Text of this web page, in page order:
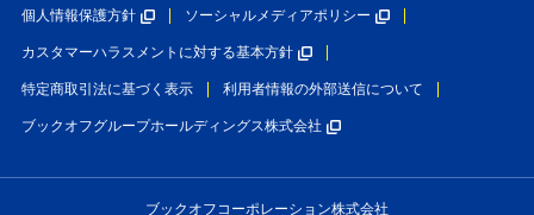
個人情報保護方針 ソーシャルメディアポリシー
カスタマーハラスメントに対する基本方針
特定商取引法に基づく表示 利用者情報の外部送信について
ブックオフグループホールディングス株式会社
ブックオフコーポレーション株式会社